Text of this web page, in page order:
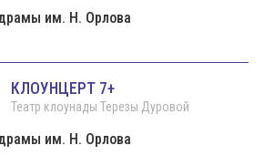
им. Н. Орлова
КЛОУНЦЕРТ 7+
Театр клоунады Терезы Дуровой
им. Н. Орлова